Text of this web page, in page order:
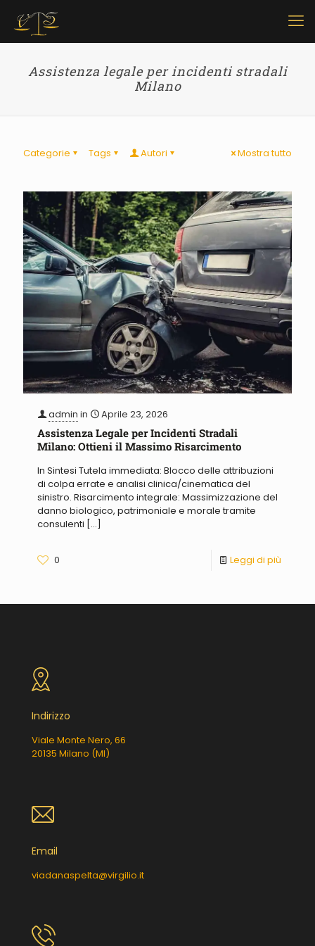
Assistenza legale per incidenti stradali
Milano
Categorie Tags Autori Mostra tutto
admin in Aprile 23, 2026
Assistenza Legale per Incidenti Stradali
Milano: Ottieni il Massimo Risarcimento
In Sintesi Tutela immediata: Blocco delle attribuzioni
di colpa errate e analisi clinica/cinematica del
sinistro. Risarcimento integrale: Massimizzazione del
danno biologico, patrimoniale e morale tramite
consulenti […]
0 Leggi di più
Indirizzo
Viale Monte Nero, 66
20135 Milano (MI)
Email
viadanaspelta@virgilio.it